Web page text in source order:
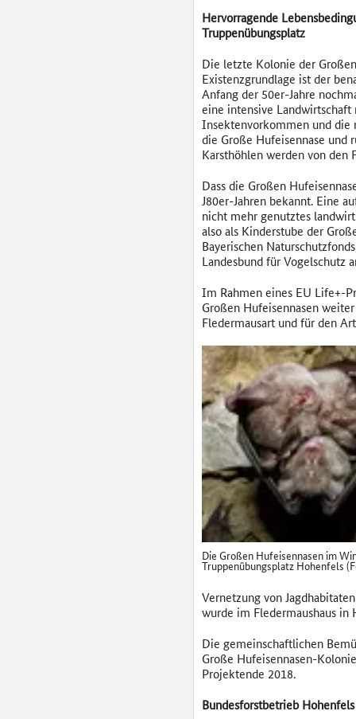
Hervorragende
Truppenübungsplatz
Die letzte Kolonie der
Existenzgrundlage ist der
Anfang der 50er-Jahre
eine intensive Landwirtschaft
Insektenvorkommen und die
die Große Hufeisennase und
Karsthöhlen werden von den
Dass die Großen
J80er-Jahren bekannt. Eine
nicht mehr genutztes
also als Kinderstube der
Bayerischen
Landesbund für Vogelschutz
Im Rahmen eines EU Life+-
Großen Hufeisennasen
Fledermausart und für den
Die Großen Hufeisennasen im
Truppenübungsplatz Hohenfels
Vernetzung von
wurde im Fledermaushaus
Die gemeinschaftlichen
Große Hufeisennasen-
Projektende 2018.
Bundesforstbetrieb